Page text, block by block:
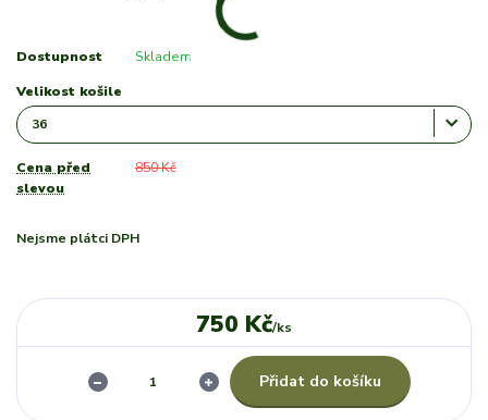
Dostupnost Skladem
Velikost košile
Cena před
slevou
850 Kč
Nejsme plátci DPH
750 Kč/ks
Přidat do košíku